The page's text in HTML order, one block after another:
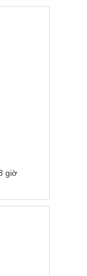
giờ